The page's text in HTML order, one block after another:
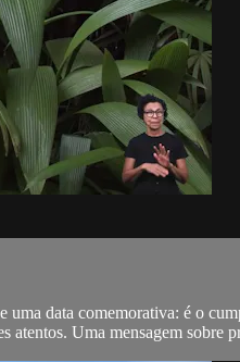
data comemorativa: é o
atentos. Uma mensagem sobre